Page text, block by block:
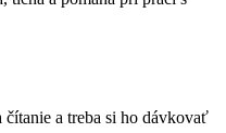
a treba si ho dávkovať